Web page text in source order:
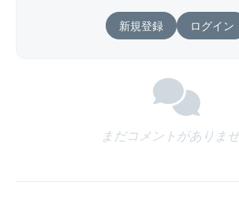
新規登録 ログイン
まだコメントがありま